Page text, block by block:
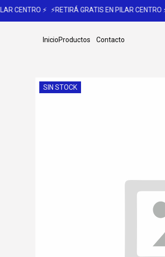
CENTRO ⚡ ⚡RETIRÁ GRATIS EN PILAR CENTRO ⚡
InicioProductos Contacto
SIN STOCK